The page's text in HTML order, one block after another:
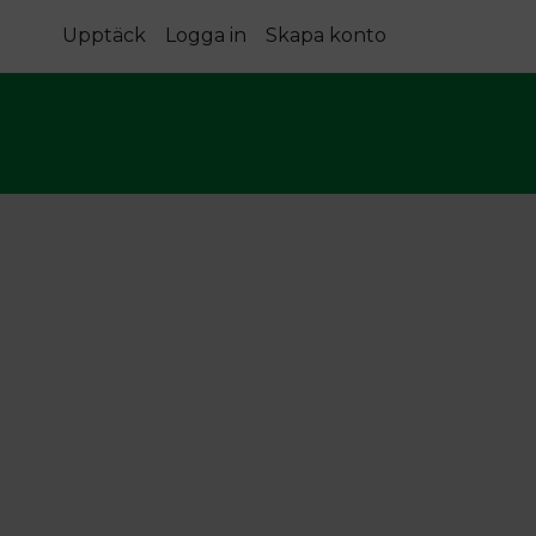
Upptäck Logga in Skapa konto